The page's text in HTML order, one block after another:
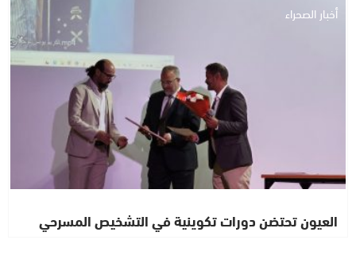
أخبار الصحراء
العيون تحتضن دورات تكوينية في التشخيص المسرحي